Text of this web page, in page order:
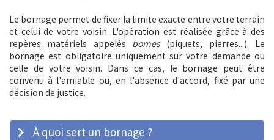
Le bornage permet de fixer la limite exacte entre votre terrain
et celui de votre voisin. L'opération est réalisée grâce à des
repères matériels appelés bornes(piquets, pierres...). Le
bornage est obligatoire uniquement sur votre demande ou
celle de votre voisin. Dans ce cas, le bornage peut être
convenu à l'amiable ou, en l'absence d'accord, fixé par une
décision de justice.
À quoi sert un bornage ?